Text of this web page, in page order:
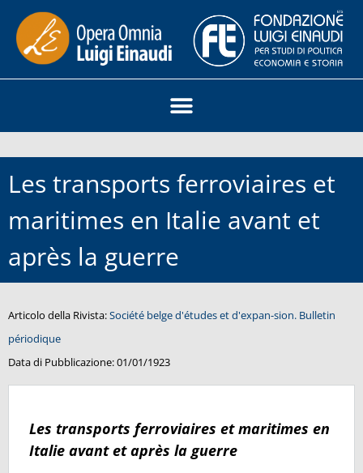
Les transports ferroviaires et
maritimes en Italie avant et
après la guerre
Articolo della Rivista:Société belge d'études et d'expan-sion. Bulletin
périodique
Data di Pubblicazione:01/01/1923
Les transports ferroviaires et maritimes en
Italie avant et après la guerre